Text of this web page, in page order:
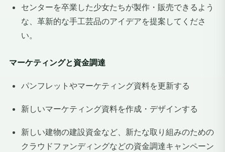
センターを卒業した少女たちが製作・販売できるよう
な、革新的な手工芸品のアイデアを提案してくださ
い。
マーケティングと資金調達
パンフレットやマーケティング資料を更新する
新しいマーケティング資料を作成・デザインする
新しい建物の建設資金など、新たな取り組みのための
クラウドファンディングなどの資金調達キャンペーン